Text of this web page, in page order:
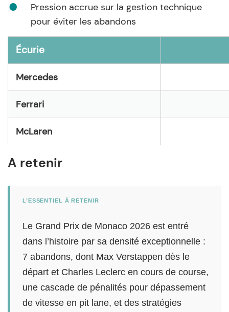
Pression accrue sur la gestion technique
pour éviter les abandons
Écurie
Mercedes
Ferrari
McLaren
A retenir
L’ESSENTIEL À RETENIR
Le Grand Prix de Monaco 2026 est entré
dans l’histoire par sa densité exceptionnelle :
7 abandons, dont Max Verstappen dès le
départ et Charles Leclerc en cours de course,
une cascade de pénalités pour dépassement
de vitesse en pit lane, et des stratégies